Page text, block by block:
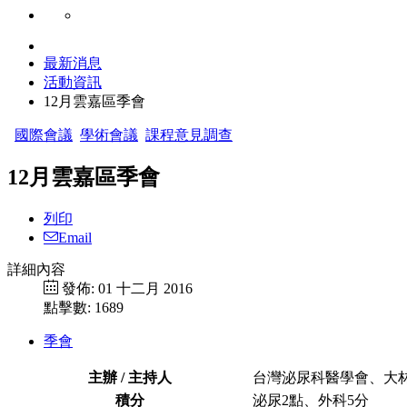
最新消息
活動資訊
12月雲嘉區季會
國際會議 學術會議 課程意見調查
12月雲嘉區季會
列印
Email
詳細內容
發佈: 01 十二月 2016
點擊數: 1689
季會
主辦 / 主持人
台灣泌尿科醫學會、大
積分
泌尿2點、外科5分